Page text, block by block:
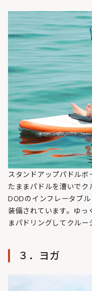
スタンドアップパドルボ
たままパドルを漕いでク
DODのインフレータブ
装備されています。ゆっ
まパドリングしてクルー
３．ヨガ